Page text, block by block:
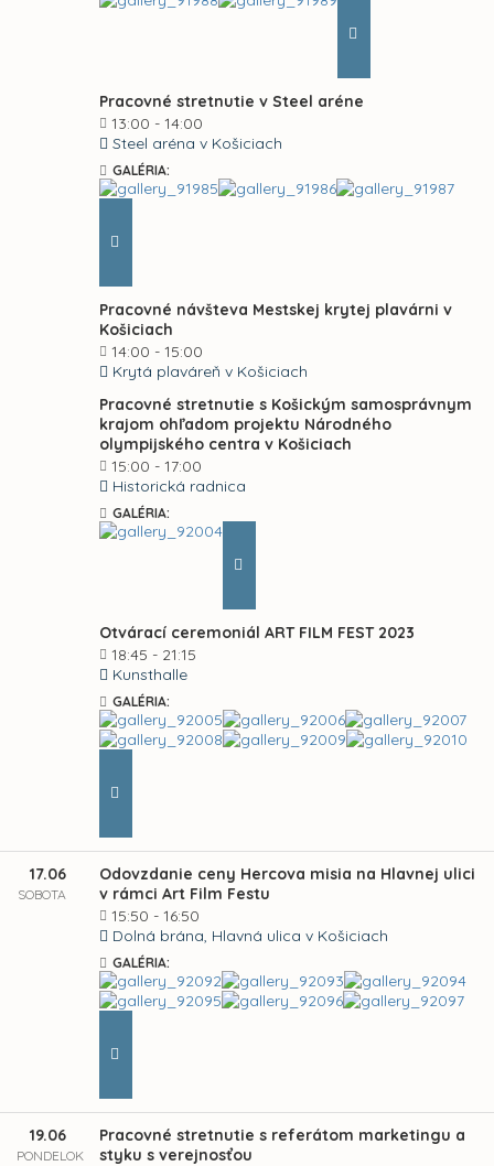
Pracovné stretnutie v Steel aréne
13:00 - 14:00
Steel aréna v Košiciach
GALÉRIA:
Pracovné návšteva Mestskej krytej plavárni v
Košiciach
14:00 - 15:00
Krytá plaváreň v Košiciach
Pracovné stretnutie s Košickým samosprávnym
krajom ohľadom projektu Národného
olympijského centra v Košiciach
15:00 - 17:00
Historická radnica
GALÉRIA:
Otvárací ceremoniál ART FILM FEST 2023
18:45 - 21:15
Kunsthalle
GALÉRIA:
17.06
SOBOTA
Odovzdanie ceny Hercova misia na Hlavnej ulici
v rámci Art Film Festu
15:50 - 16:50
Dolná brána, Hlavná ulica v Košiciach
GALÉRIA:
19.06
PONDELOK
Pracovné stretnutie s referátom marketingu a
styku s verejnosťou